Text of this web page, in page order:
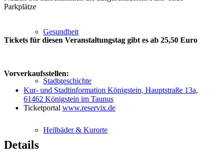
Gesundheit
Stadtgeschichte
Heilbäder & Kurorte
Parkplätze
Tickets für diesen Veranstaltungstag gibt es ab 25,50 Euro
Vorverkaufsstellen:
Kur- und Stadtinformation Königstein, Hauptstraße 13a,
61462 Königstein im Taunus
Ticketportal www.reservix.de
Details